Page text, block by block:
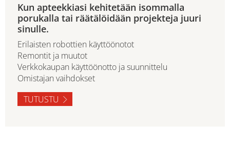
Kun apteekkiasi kehitetään isommalla
porukalla tai räätälöidään projekteja juuri
sinulle.
Erilaisten robottien käyttöönotot
Remontit ja muutot
Verkkokaupan käyttöönotto ja suunnittelu
Omistajan vaihdokset
TUTUSTU